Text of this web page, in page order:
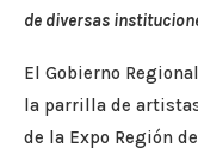
de diversas
El Gobierno
la parrilla de
de la Expo Región